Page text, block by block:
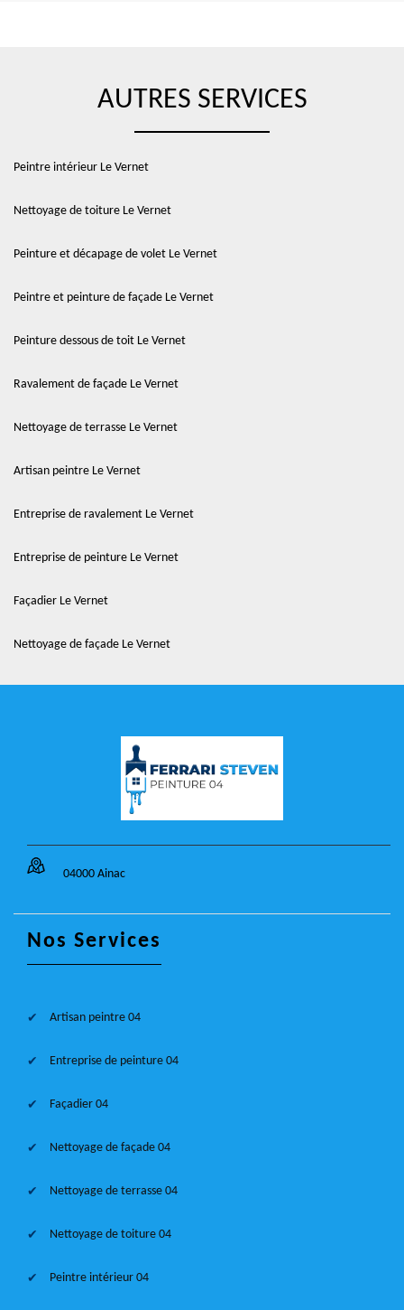
AUTRES SERVICES
Peintre intérieur Le Vernet
Nettoyage de toiture Le Vernet
Peinture et décapage de volet Le Vernet
Peintre et peinture de façade Le Vernet
Peinture dessous de toit Le Vernet
Ravalement de façade Le Vernet
Nettoyage de terrasse Le Vernet
Artisan peintre Le Vernet
Entreprise de ravalement Le Vernet
Entreprise de peinture Le Vernet
Façadier Le Vernet
Nettoyage de façade Le Vernet
04000 Ainac
Nos Services
Artisan peintre 04
Entreprise de peinture 04
Façadier 04
Nettoyage de façade 04
Nettoyage de terrasse 04
Nettoyage de toiture 04
Peintre intérieur 04